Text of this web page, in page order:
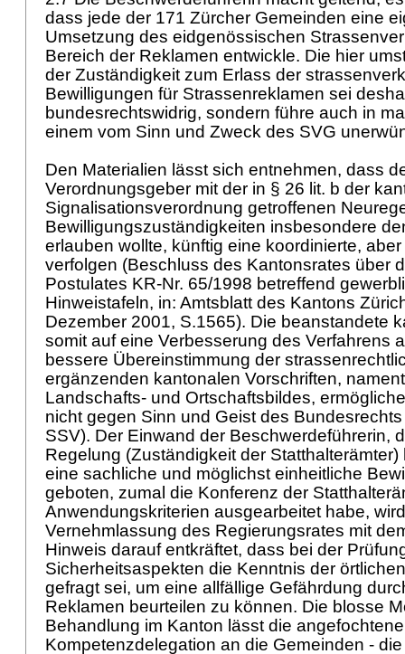
dass jede der 171 Zürcher Gemeinden eine
Umsetzung des eidgenössischen
Bereich der Reklamen entwickle. Die hier
der Zuständigkeit zum Erlass der
Bewilligungen für Strassenreklamen sei
bundesrechtswidrig, sondern führe auch in
einem vom Sinn und Zweck des SVG
Den Materialien lässt sich entnehmen, dass
Verordnungsgeber mit der in § 26 lit. b der
Signalisationsverordnung getroffenen
Bewilligungszuständigkeiten insbesondere
erlauben wollte, künftig eine koordinierte,
verfolgen (Beschluss des Kantonsrates über
Postulates KR-Nr. 65/1998 betreffend
Hinweistafeln, in: Amtsblatt des Kantons
Dezember 2001, S.1565). Die beanstandete
somit auf eine Verbesserung des Verfahrens
bessere Übereinstimmung der
ergänzenden kantonalen Vorschriften,
Landschafts- und Ortschaftsbildes,
nicht gegen Sinn und Geist des
SSV). Der Einwand der Beschwerdeführerin,
Regelung (Zuständigkeit der
eine sachliche und möglichst einheitliche
geboten, zumal die Konferenz der
Anwendungskriterien ausgearbeitet habe,
Vernehmlassung des Regierungsrates mit
Hinweis darauf entkräftet, dass bei der
Sicherheitsaspekten die Kenntnis der
gefragt sei, um eine allfällige Gefährdung
Reklamen beurteilen zu können. Die blosse
Behandlung im Kanton lässt die angefochtene
Kompetenzdelegation an die Gemeinden -